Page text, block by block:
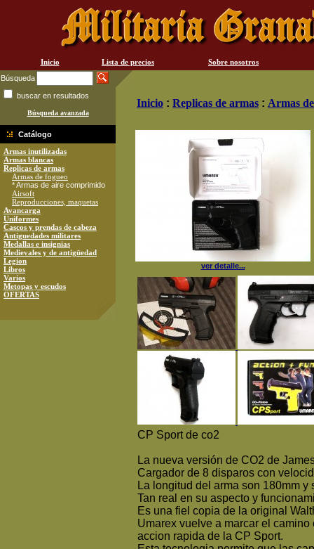
Inicio Lista de precios
Sobre nosotros
Búsqueda
buscar en resultados
Búsqueda avanzada
Catálogo
Armas inutilizadas
Armas blancas
Replicas de armas
Armas de fogueo
* Armas de aire comprimido
Airsoft
Reproducciones, maquetas
Avancarga
Uniformes
Cascos y prendas de cabeza
Antiguedades militares
Medallas e insignias
Medievales y de antigüedad
Legion
Libros
Varios
Metopas y escudos
OFERTAS
Inicio : Replicas de armas : Armas
ver detalle...
CP Sport de co2
La nueva versión de CO2 de
Cargador de 8 disparos con
La longitud del arma son 180mm y
Tan real en su aspecto y
Es una fiel copia de la original
Umarex vuelve a marcar el
accion rapida de la CP Sport.